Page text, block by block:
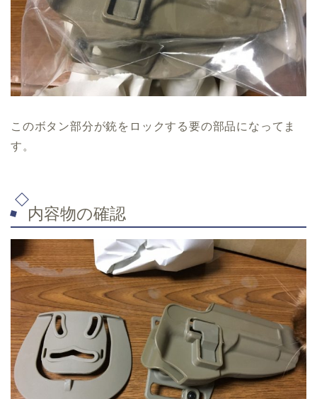
このボタン部分が銃をロックする要の部品になってま
す。
内容物の確認